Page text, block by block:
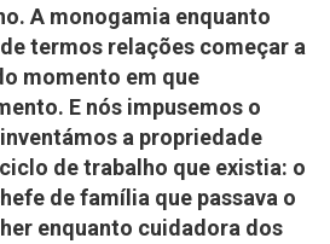
A monogamia enquanto
termos relações começar a
momento em que
E nós impusemos o
a propriedade
de trabalho que existia: o
de família que passava o
enquanto cuidadora dos